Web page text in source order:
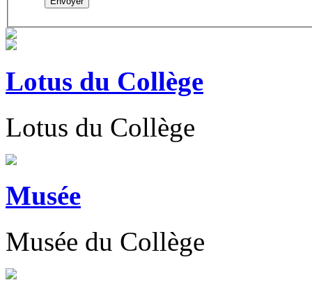
Lotus du Collège
Lotus du Collège
Musée
Musée du Collège